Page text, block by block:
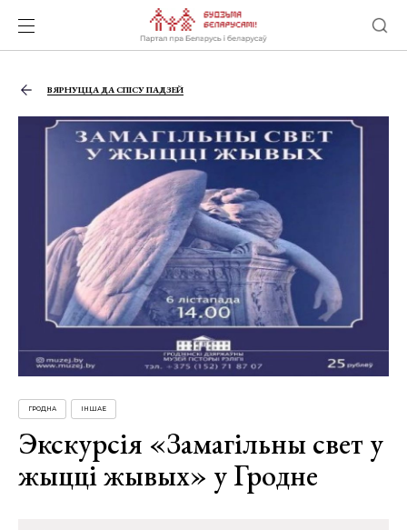
ВЯРНУЦЦА ДА СПІСУ ПАДЗЕЙ
ГРОДНА ІНШАЕ
Экскурсія «Замагільны свет у
жыцці жывых» у Гродне